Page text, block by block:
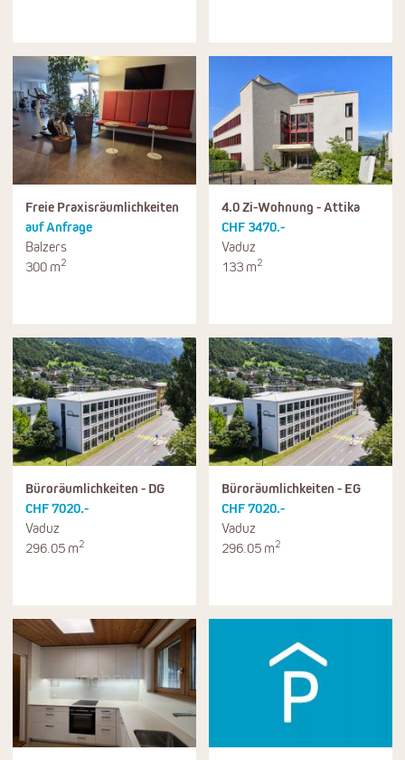
Freie Praxisräumlichkeiten
auf Anfrage
Balzers
300 m2
4.0 Zi-Wohnung - Attika
CHF 3470.-
Vaduz
133 m2
Büroräumlichkeiten - DG
CHF 7020.-
Vaduz
296.05 m2
Büroräumlichkeiten - EG
CHF 7020.-
Vaduz
296.05 m2